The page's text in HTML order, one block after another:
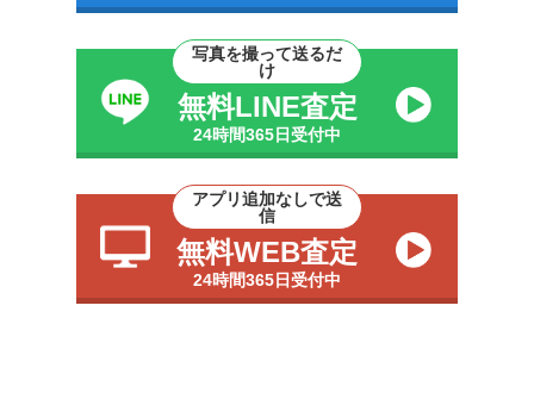
写真を撮って送るだ
け
無料LINE査定
24時間365日受付中
アプリ追加なしで送
信
無料WEB査定
24時間365日受付中